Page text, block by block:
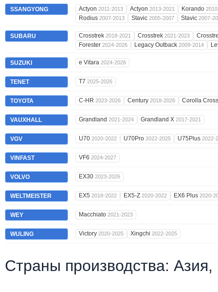
SSANGYONG Actyon 2011-2013 Actyon 2013-2021 Korando
Rodius 2007-2013 Stavic 2005-2007 Stavic 2007-
SUBARU Crosstrek 2018-2021 Crosstrek 2021-2023
Forester 2024-2026 Legacy Outback 2009-2014
SUZUKI e Vitara 2024-2026
TENET T7 2025-2026
TOYOTA C-HR 2023-2026 Century 2018-2026 Corolla
VAUXHALL Grandland 2021-2024 Grandland X 2017-2021
VGV U70 2020-2022 U70Pro 2022-2025 U75Plus 2022-
VINFAST VF6 2024-2027
VOLVO EX30 2023-2026
WELTMEISTER EX5 2018-2022 EX5-Z 2020-2022 EX6 Plus 2020-
WEY Macchiato 2021-2023
WULING Victory 2020-2025 Xingchi 2022-2025
Страны производства: Азия,